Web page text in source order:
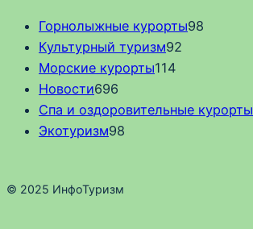
Горнолыжные курорты98
Культурный туризм92
Морские курорты114
Новости696
Спа и оздоровительные курорты
Экотуризм98
© 2025 ИнфоТуризм